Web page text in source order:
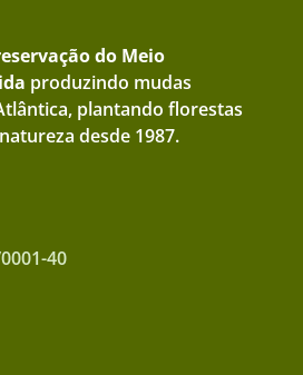
do Meio
produzindo mudas
plantando florestas
desde 1987.
40